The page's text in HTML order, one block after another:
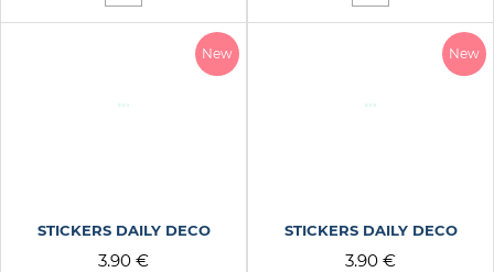
New
STICKERS DAILY DECO
3.90 €
New
STICKERS DAILY DECO
3.90 €